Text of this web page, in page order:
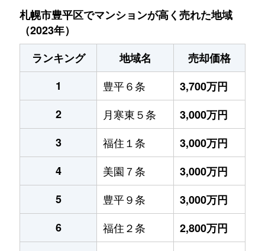
札幌市豊平区でマンションが高く売れた地域
（2023年）
ランキング
地域名
売却価格
1
豊平６条
3,700万円
2
月寒東５条
3,000万円
3
福住１条
3,000万円
4
美園７条
3,000万円
5
豊平９条
3,000万円
6
福住２条
2,800万円